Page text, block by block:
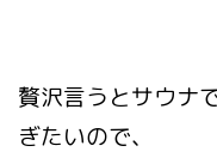
贅沢言うとサウナ
ぎたいので、